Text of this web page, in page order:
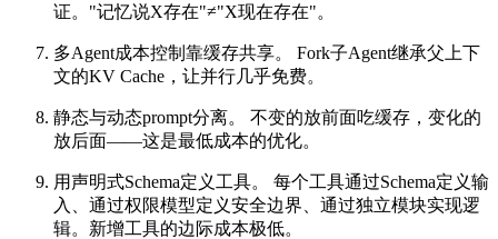
证。"记忆说X存在"≠"X现在存在"。
多Agent成本控制靠缓存共享。 Fork子Agent继承父上下
文的KV Cache，让并行几乎免费。
静态与动态prompt分离。 不变的放前面吃缓存，变化的
放后面——这是最低成本的优化。
用声明式Schema定义工具。 每个工具通过Schema定义输
入、通过权限模型定义安全边界、通过独立模块实现逻
辑。新增工具的边际成本极低。